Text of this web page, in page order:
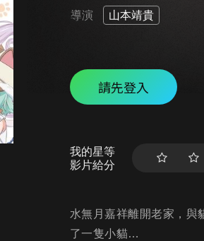
導演 山本靖貴
請先登入
我的星等
影片給分
水無月嘉祥離開老家，與
了一隻小貓…